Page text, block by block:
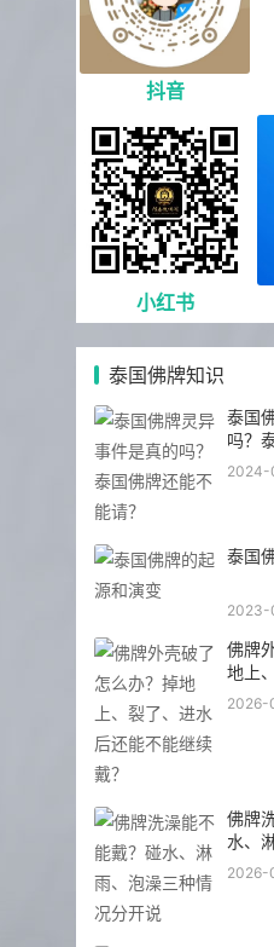
抖音
小红书
泰国佛牌知识
泰国
吗？
请？
泰国
2023-
佛牌
地上
不能
2026-
泰国
安符